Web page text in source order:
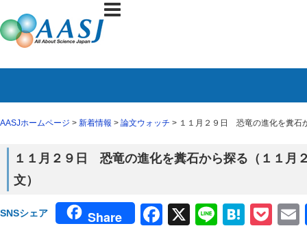
AASJホームページ > 新着情報 > 論文ウォッチ > １１月２９日 恐竜の進化を糞石
１１月２９日 恐竜の進化を糞石から探る（１１月
文）
SNSシェア Share Facebook
X Line